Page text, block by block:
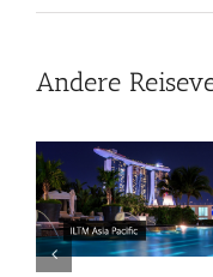
Andere